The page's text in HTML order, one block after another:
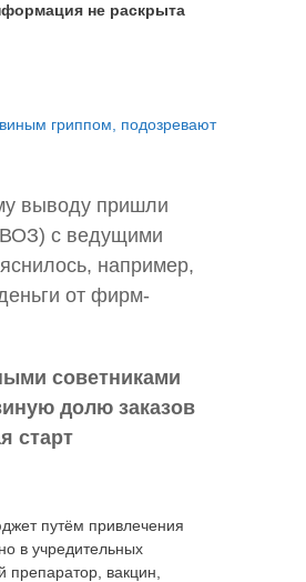
не раскрыта
гриппом, подозревают
выводу пришли
с ведущими
например,
от фирм-
советниками
долю заказов
старт
путём привлечения
в учредительных
вакцин,